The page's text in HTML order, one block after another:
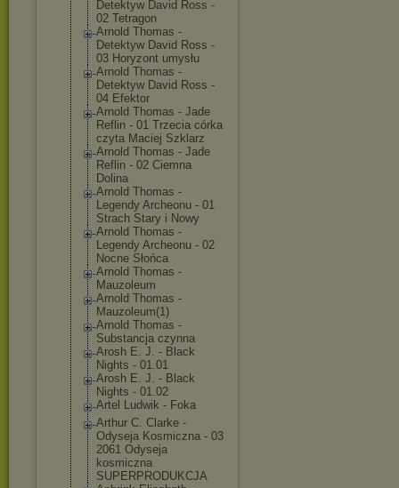
Detektyw David Ross -
02 Tetragon
Arnold Thomas -
Detektyw David Ross -
03 Horyzont umysłu
Arnold Thomas -
Detektyw David Ross -
04 Efektor
Arnold Thomas - Jade
Reflin - 01 Trzecia córka
czyta Maciej Szklarz
Arnold Thomas - Jade
Reflin - 02 Ciemna
Dolina
Arnold Thomas -
Legendy Archeonu - 01
Strach Stary i Nowy
Arnold Thomas -
Legendy Archeonu - 02
Nocne Słońca
Arnold Thomas -
Mauzoleum
Arnold Thomas -
Mauzoleum(1)
Arnold Thomas -
Substancja czynna
Arosh E. J. - Black
Nights - 01.01
Arosh E. J. - Black
Nights - 01.02
Artel Ludwik - Foka
Arthur C. Clarke -
Odyseja Kosmiczna - 03
2061 Odyseja
kosmiczna
SUPERPRODUKCJA